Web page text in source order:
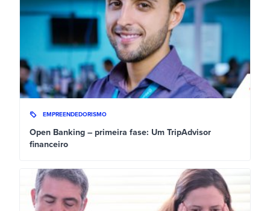
EMPREENDEDORISMO
Open Banking – primeira fase: Um TripAdvisor
financeiro